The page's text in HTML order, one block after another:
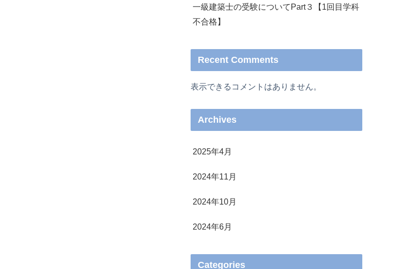
一級建築士の受験についてPart３【1回目学科
不合格】
Recent Comments
表示できるコメントはありません。
Archives
2025年4月
2024年11月
2024年10月
2024年6月
Categories